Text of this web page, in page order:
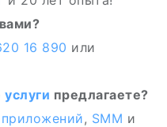
16 890 или
услуги предлагаете?
приложений, SMM и